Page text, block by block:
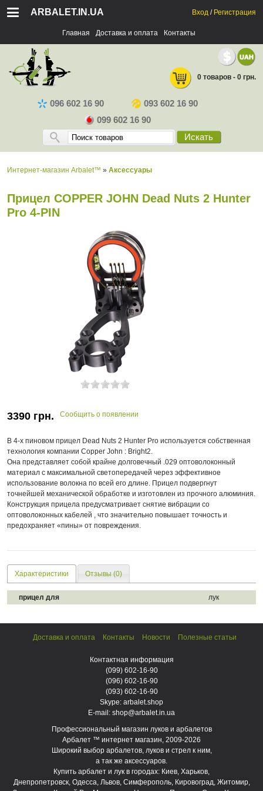
ARBALET.IN.UA
Главная Доставка и оплата Контакты
Вход / Регистрация
096 602 16 90
093 602 16 90
099 602 16 90
Искать
0 товаров - 0 грн.
Интернет-магазин Arbalet™ » Аксессуары
Прицел COPPER JOHN Dead Nuts 2 Hunter
Pro 4-PIN
3390 грн. Сообщить о появлении
В 4-х пиновом прицел Dead Nuts 2 Hunter Pro используется собственная
технология компании Copper John : Bright2.
Она представляет собой крайне долговечный .029 оптоволоконный
материал с максимальной светопередачей через эффективное
использование волокна по всей его длине. Прицел подвергнут
точнейшей механической обработке и изготовлен из прочного алюминия.
Конструкция прицела предусматривает снятие вибрации со
оптоволоконных кабелей , что значительно повышает точность и
предохраняет «пины» от повреждения.
Характеристики Отзывы (0)
прицел для лук
Профессиональный магазин луков и арбалетов
Арбалет ™ интернет магазин, 2009-2026
Широкий выбор арбалетов, луков и стрел к ним,
а так же аксессуаров.
Купить арбалет и лук в городах: Киев, Харьков,
Днепропетровск, Одесса, Львов, Симферополь, Кировоград, Житомир,
Доставка и оплата Контакты Новости Полезные статьи
Контактная информация
(099) 602-16-90
(096) 602-16-90
(093) 602-16-90
Skype: arbalet.shop
E-mail: shop@arbalet.in.ua